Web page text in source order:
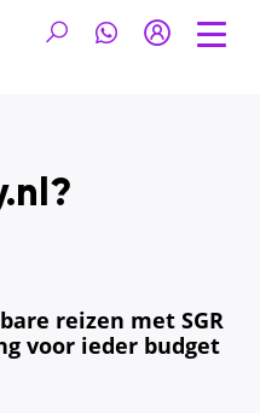
reizen met SGR
voor ieder budget